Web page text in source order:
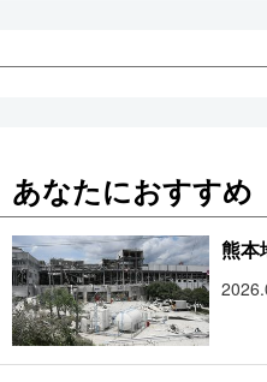
あなたにおすすめ
熊本